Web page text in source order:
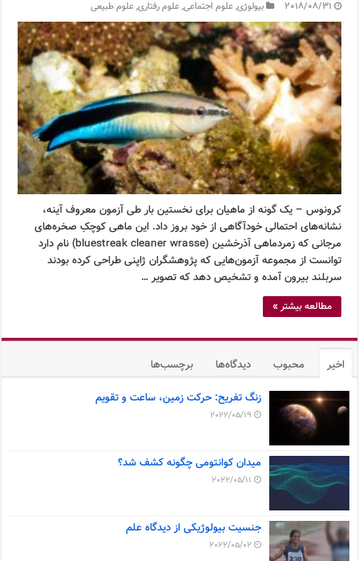
2018/08/31 بیولوژی,علوم اجتماعی,علوم رفتاری,علوم طبیعی
کرونوس – یک گونه از ماهیان برای نخستین بار طی آزمون معروف آینه،
نشانه‌های احتمالی خودآگاهی از خود بروز داد. این ماهی کوچکِ صخره‌های
مرجانی که زمردماهی آذرخشین (bluestreak cleaner wrasse) نام دارد
توانست از مجموعه آزمون‌هایی که پژوهشگران ژاپنی طراحی کرده بودند
سربلند بیرون آمده و تشخیص دهد که تصویر …
مطالعه بیشتر »
اخیر محبوب دیدگاه‌ها برچسب‌ها
زنگ تفریح: حرکت زمین، ساعت و تقویم
2022/05/19
میدان کوانتومی چگونه کشف شد؟
2022/05/11
جنسیت بیولوژیکی از دیدگاه علم
2022/05/02